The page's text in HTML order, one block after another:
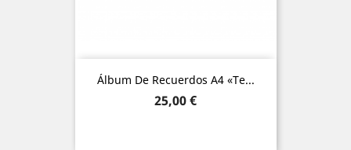
Álbum De Recuerdos A4 «Te...
Precio
25,00 €